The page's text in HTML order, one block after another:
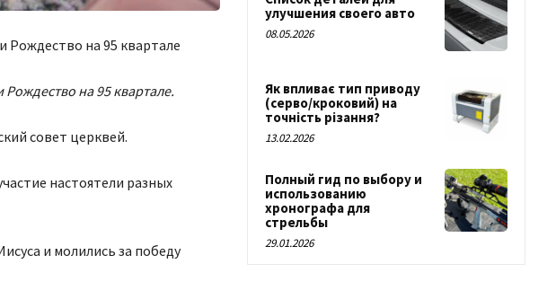
Рождество на 95 квартале
на 95 квартале.
совет церквей.
настоятели разных
и молились за победу
улучшения своего авто
08.05.2026
Як впливає тип приводу
(серво/кроковий) на
точність різання?
13.02.2026
Полный гид по выбору и
использованию
хронографа для
стрельбы
29.01.2026